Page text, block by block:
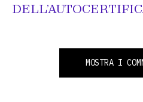
MOSTRA I